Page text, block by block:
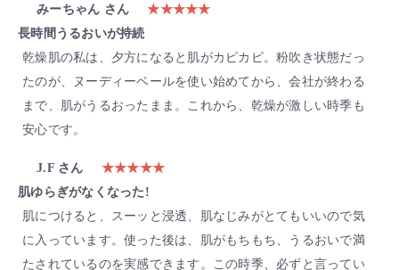
みーちゃん さん
★★★★★
長時間うるおいが持続
乾燥肌の私は、夕方になると肌がカピカピ。粉吹き状態だっ
たのが、ヌーディーベールを使い始めてから、会社が終わる
まで、肌がうるおったまま。これから、乾燥が激しい時季も
安心です。
J.F さん
★★★★★
肌ゆらぎがなくなった!
肌につけると、スーッと浸透、肌なじみがとてもいいので気
に入っています。使った後は、肌がもちもち、うるおいで満
たされているのを実感できます。この時季、必ずと言ってい